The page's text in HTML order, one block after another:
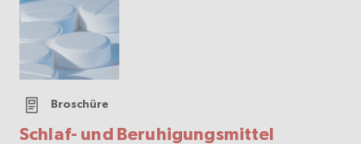
Schlaf- und Beruhigungsmittel
Broschüre